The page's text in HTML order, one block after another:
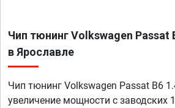
Чип тюнинг Volkswagen Passat
в Ярославле
Чип тюнинг Volkswagen Passat B6
увеличение мощности с заводских